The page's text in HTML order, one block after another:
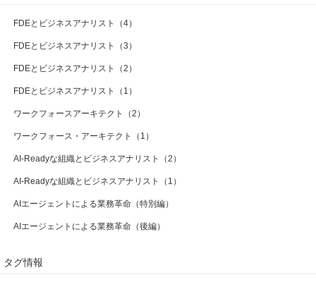
FDEとビジネスアナリスト（4）
FDEとビジネスアナリスト（3）
FDEとビジネスアナリスト（2）
FDEとビジネスアナリスト（1）
ワークフォースアーキテクト（2）
ワークフォース・アーキテクト（1）
AI-Readyな組織とビジネスアナリスト（2）
AI-Readyな組織とビジネスアナリスト（1）
AIエージェントによる業務革命（特別編）
AIエージェントによる業務革命（後編）
タグ情報